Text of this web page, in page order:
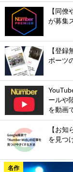
【同
が募集
【登
ポーツ
ールや
を動画
【お
を見つ
名作